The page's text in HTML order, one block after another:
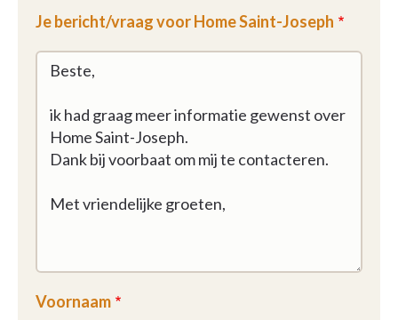
Je bericht/vraag voor Home Saint-Joseph
Voornaam